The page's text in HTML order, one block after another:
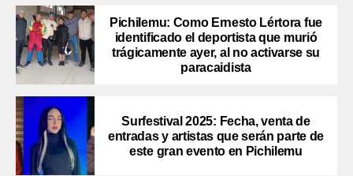
Pichilemu: Como Ernesto Lértora fue
identificado el deportista que murió
trágicamente ayer, al no activarse su
paracaidista
Surfestival 2025: Fecha, venta de
entradas y artistas que serán parte de
este gran evento en Pichilemu